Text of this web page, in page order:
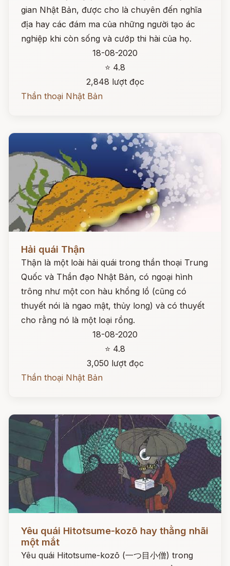
gian Nhật Bản, được cho là chuyên đến nghĩa
địa hay các đám ma của những người tạo ác
nghiệp khi còn sống và cướp thi hài của họ.
18-08-2020
⭐ 4.8
2,848 lượt đọc
Thần thoại Nhật Bản
Hải quái Thận
Thận là một loài hải quái trong thần thoại Trung
Quốc và Thần đạo Nhật Bản, có ngoại hình
trông như một con hàu khổng lồ (cũng có
thuyết nói là ngao mật, thủy long) và có thuyết
cho rằng nó là một loại rồng.
18-08-2020
⭐ 4.8
3,050 lượt đọc
Thần thoại Nhật Bản
Yêu quái Hitotsume-kozō hay thằng nhãi
một mắt
Yêu quái Hitotsume-kozō (一つ目小僧) trong